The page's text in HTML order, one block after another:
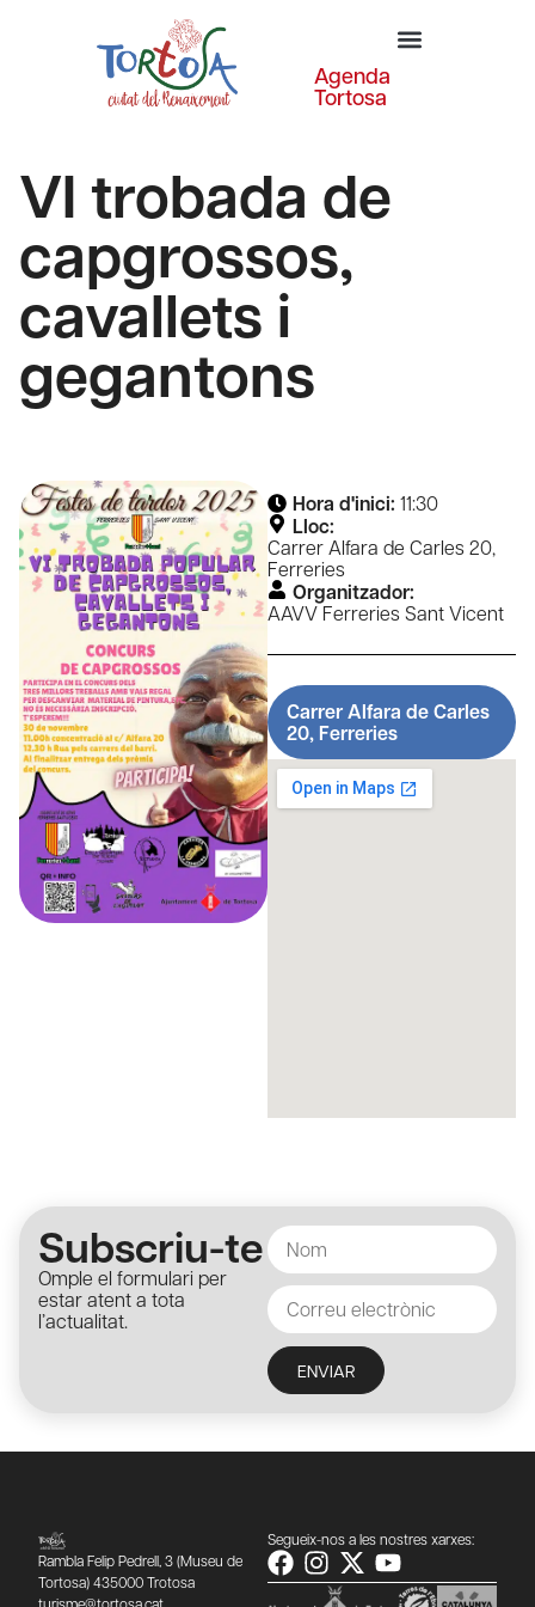
Agenda
Tortosa
VI trobada de
capgrossos,
cavallets i
gegantons
Hora d'inici: 11:30
Lloc:
Carrer Alfara de Carles 20,
Ferreries
Organitzador:
AAVV Ferreries Sant Vicent
Carrer Alfara de Carles
20, Ferreries
Subscriu-te
Omple el formulari per
estar atent a tota
l’actualitat.
ENVIAR
Rambla Felip Pedrell, 3 (Museu de
Tortosa) 435000 Trotosa
turisme@tortosa.cat
Segueix-nos a les nostres xarxes: